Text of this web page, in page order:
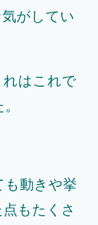
がしてい
れはこれで
も動きや挙
もたくさ